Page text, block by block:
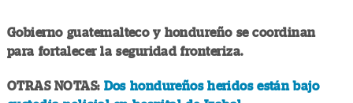
Gobierno guatemalteco y hondureño se coordinan
para fortalecer la seguridad fronteriza.
OTRAS NOTAS: Dos hondureños heridos están bajo